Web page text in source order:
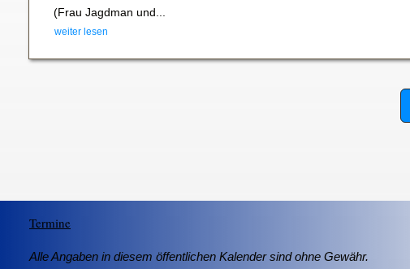
(Frau Jagdman und...
weiter lesen
Termine
Alle Angaben in diesem öffentlichen Kalender sind ohne Gewähr.